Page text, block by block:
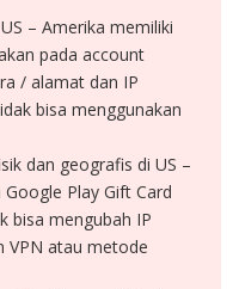
– Amerika memiliki
pada account
/ alamat dan IP
bisa menggunakan
dan geografis di US –
Play Gift Card
bisa mengubah IP
VPN atau metode